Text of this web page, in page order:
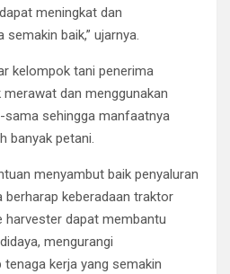
meningkat dan
baik,” ujarnya.
kelompok tani penerima
dan menggunakan
sehingga manfaatnya
banyak petani.
menyambut baik penyaluran
berharap keberadaan traktor
dapat membantu
mengurangi
kerja yang semakin